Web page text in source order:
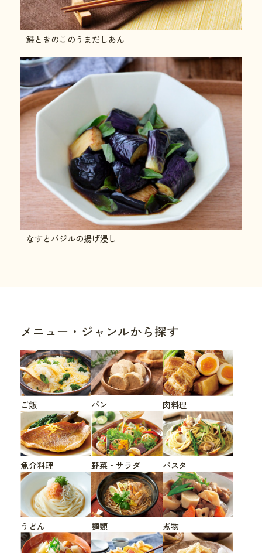
鮭ときのこのうまだしあん
なすとバジルの揚げ浸し
メニュー・ジャンルから探す
ご飯 パン 肉料理
魚介料理 野菜・サラダ パスタ
うどん 麺類 煮物